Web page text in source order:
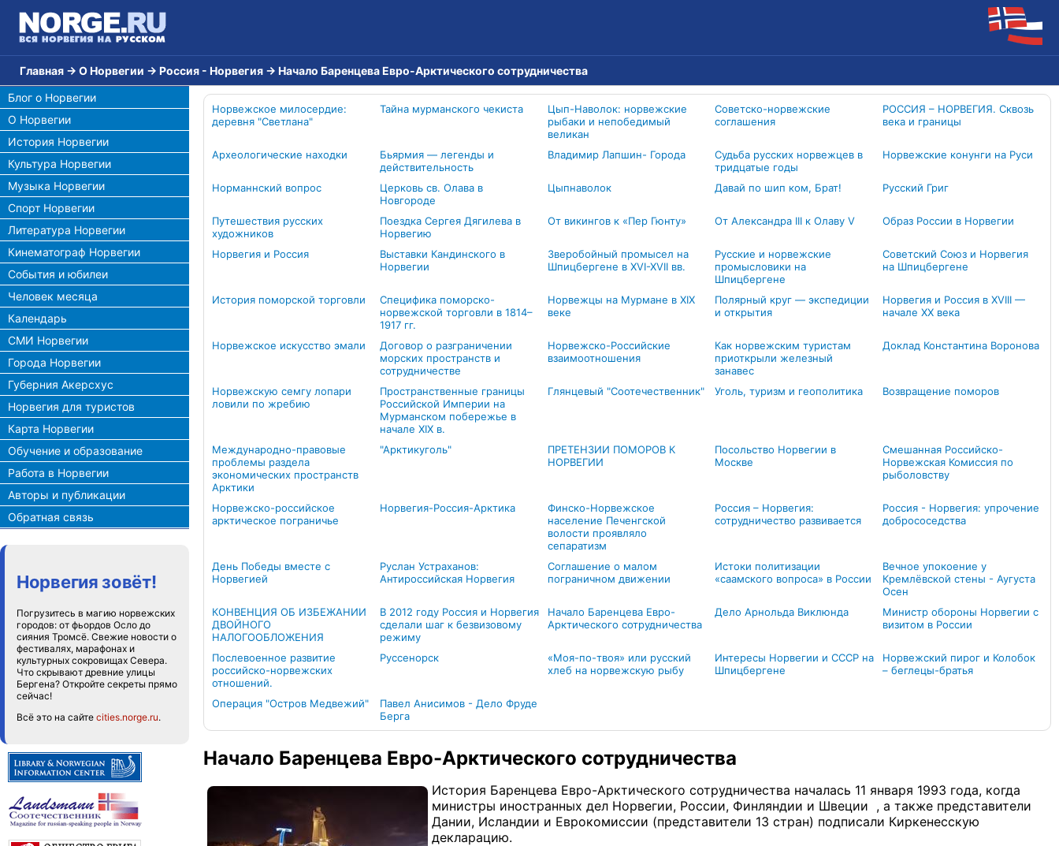
Главная → О Норвегии → Россия - Норвегия → Начало Баренцева Евро-Арктического сотрудничества
Блог о Норвегии
О Норвегии
История Норвегии
Культура Норвегии
Музыка Норвегии
Спорт Норвегии
Литература Норвегии
Кинематограф Норвегии
События и юбилеи
Человек месяца
Календарь
СМИ Норвегии
Города Норвегии
Губерния Акерсхус
Норвегия для туристов
Карта Норвегии
Обучение и образование
Работа в Норвегии
Авторы и публикации
Обратная связь
Норвегия зовёт!
Погрузитесь в магию норвежских
городов: от фьордов Осло до
сияния Тромсё. Свежие новости о
фестивалях, марафонах и
культурных сокровищах Севера.
Что скрывают древние улицы
Бергена? Откройте секреты прямо
сейчас!
Всё это на сайте cities.norge.ru.
Норвежское милосердие:
деревня "Светлана"
Тайна мурманского чекиста
Цып-Наволок: норвежские
рыбаки и непобедимый
великан
Советско-норвежские
соглашения
РОССИЯ – НОРВЕГИЯ. Сквозь
века и границы
Археологические находки
Бьярмия — легенды и
действительность
Владимир Лапшин- Города
Судьба русских норвежцев в
тридцатые годы
Норвежские конунги на Руси
Норманнский вопрос
Церковь св. Олава в
Новгороде
Цыпнаволок Давай по шип ком, Брат! Русский Григ
Путешествия русских
художников
Поездка Сергея Дягилева в
Норвегию
От викингов к «Пер Гюнту» От Александра III к Олаву V Образ России в Норвегии
Норвегия и Россия
Выставки Кандинского в
Норвегии
Зверобойный промысел на
Шпицбергене в XVI-XVII вв.
Русские и норвежские
промысловики на
Шпицбергене
Советский Союз и Норвегия
на Шпицбергене
История поморской торговли
Специфика поморско-
норвежской торговли в 1814–
1917 гг.
Норвежцы на Мурмане в XIX
веке
Полярный круг — экспедиции
и открытия
Норвегия и Россия в XVIII —
начале XX века
Норвежское искусство эмали
Договор о разграничении
морских пространств и
сотрудничестве
Норвежско-Российские
взаимоотношения
Как норвежским туристам
приоткрыли железный
занавес
Доклад Константина Воронова
Норвежскую семгу лопари
ловили по жребию
Пространственные границы
Российской Империи на
Мурманском побережье в
начале XIX в.
Глянцевый "Соотечественник" Уголь, туризм и геополитика Возвращение поморов
Международно-правовые
проблемы раздела
экономических пространств
Арктики
"Арктикуголь"
ПРЕТЕНЗИИ ПОМОРОВ К
НОРВЕГИИ
Посольство Норвегии в
Москве
Смешанная Российско-
Норвежская Комиссия по
рыболовству
Норвежско-российское
арктическое пограничье
Норвегия-Россия-Арктика
Финско-Норвежское
население Печенгской
волости проявляло
сепаратизм
Россия – Норвегия:
сотрудничество развивается
Россия - Норвегия: упрочение
добрососедства
День Победы вместе с
Норвегией
Руслан Устраханов:
Антироссийская Норвегия
Соглашение о малом
пограничном движении
Истоки политизации
«саамского вопроса» в России
Вечное упокоение у
Кремлёвской стены - Аугуста
Осен
КОНВЕНЦИЯ ОБ ИЗБЕЖАНИИ
ДВОЙНОГО
НАЛОГООБЛОЖЕНИЯ
В 2012 году Россия и Норвегия
сделали шаг к безвизовому
режиму
Начало Баренцева Евро-
Арктического сотрудничества
Дело Арнольда Виклюнда
Министр обороны Норвегии с
визитом в России
Послевоенное развитие
российско-норвежских
отношений.
Руссенорск
«Моя-по-твоя» или русский
хлеб на норвежскую рыбу
Интересы Норвегии и СССР на
Шпицбергене
Норвежский пирог и Колобок
– беглецы-братья
Операция "Остров Медвежий"
Павел Анисимов - Дело Фруде
Берга
Начало Баренцева Евро-Арктического сотрудничества
История Баренцева Евро-Арктического сотрудничества началась 11 января 1993 года, когда
министры иностранных дел Норвегии, России, Финляндии и Швеции , а также представители
Дании, Исландии и Еврокомиссии (представители 13 стран) подписали Киркенесскую
декларацию.